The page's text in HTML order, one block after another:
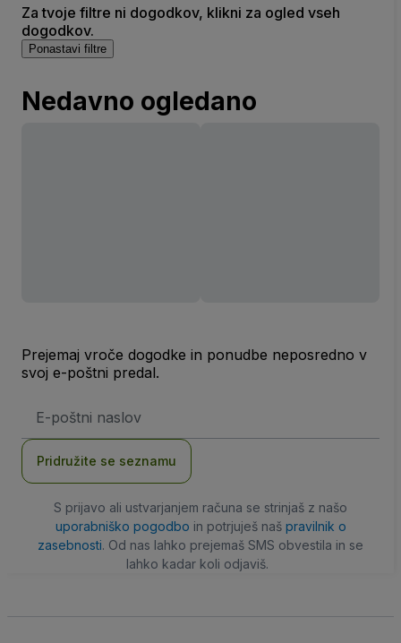
Za tvoje filtre ni dogodkov, klikni za ogled vseh
dogodkov.
Ponastavi filtre
Nedavno ogledano
Prejemaj vroče dogodke in ponudbe neposredno v
svoj e-poštni predal.
naslov
Pridružite se seznamu
S prijavo ali ustvarjanjem računa se strinjaš z našo
uporabniško pogodbo in potrjuješ naš pravilnik o
zasebnosti. Od nas lahko prejemaš SMS obvestila in se
lahko kadar koli odjaviš.